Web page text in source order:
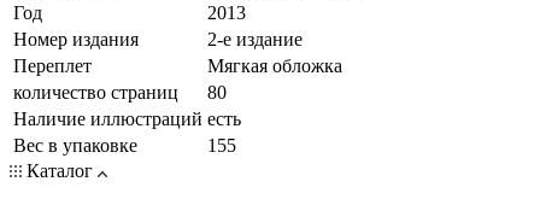
Год
2013
Номер издания
2-е издание
Переплет
Мягкая обложка
количество страниц
80
Наличие иллюстраций есть
Вес в упаковке
155
Каталог